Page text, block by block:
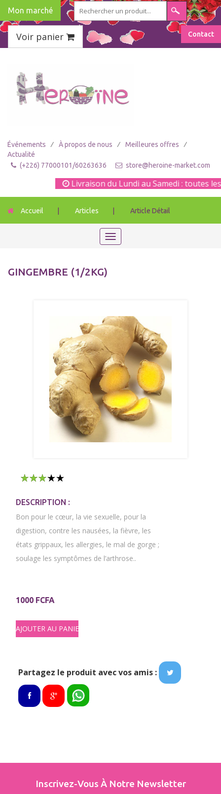
Mon marché
Voir panier Contact
Événements / À propos de nous / Meilleures offres /
Actualité
(+226) 77000101/60263636
store@heroine-market.com
Livraison du Lundi au Samedi : toutes les
Accueil Articles Article Détail
Toggle
navigation
GINGEMBRE (1/2KG)
DESCRIPTION :
Bon pour le cœur, la vie sexuelle, pour la
digestion, contre les nausées, la fièvre, les
états grippaux, les allergies, le mal de gorge ;
soulage les symptômes de l’arthrose..
1000 FCFA
Partagez le produit avec vos amis :
Inscrivez-Vous À Notre Newsletter